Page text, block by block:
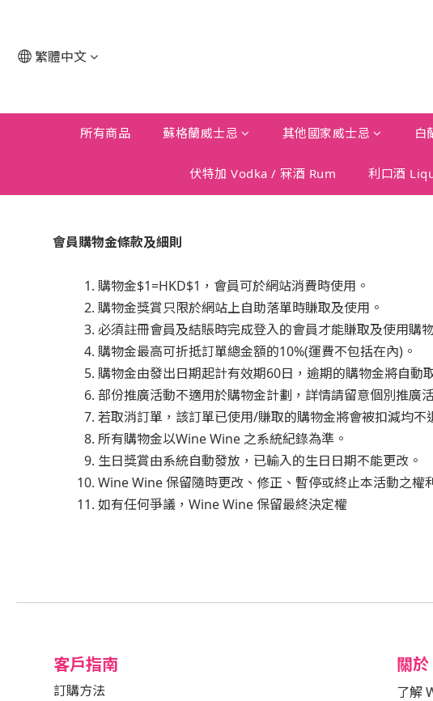
繁體中文
所有商品 蘇格蘭威士忌 其他國家威士忌 白
伏特加 Vodka / 冧酒 Rum 利口酒
會員購物金條款及細則
購物金$1=HKD$1，會員可於網站消費時使用。
購物金獎賞只限於網站上自助落單時賺取及使用。
必須註冊會員及結賬時完成登入的會員才能賺取及使用購
購物金最高可折抵訂單總金額的10%(運費不包括在內)。
購物金由發出日期起計有效期60日，逾期的購物金將自動
部份推廣活動不適用於購物金計劃，詳情請留意個別推廣
若取消訂單，該訂單已使用/賺取的購物金將會被扣減均不
所有購物金以Wine Wine 之系統紀錄為準。
生日獎賞由系統自動發放，已輸入的生日日期不能更改。
Wine Wine 保留隨時更改、修正、暫停或終止本活動之權
如有任何爭議，Wine Wine 保留最終決定權
客戶指南
訂購方法
關
了解